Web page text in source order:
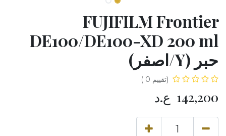
FUJIFILM Frontier
DE100/DE100-XD 200 ml
حبر (Y/اصفر)
(تقييم 0 )
142,200 ع.د